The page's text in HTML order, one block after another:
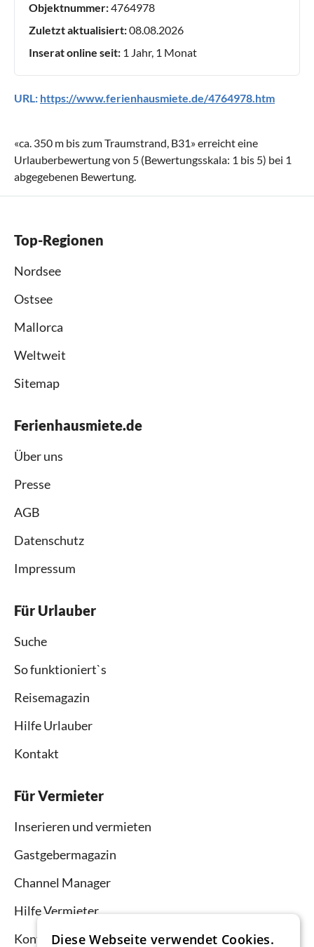
Objektnummer:4764978
Zuletzt aktualisiert:08.08.2026
Inserat online seit: 1 Jahr, 1 Monat
URL: https://www.ferienhausmiete.de/4764978.htm
«ca. 350 m bis zum Traumstrand, B31» erreicht eine
Urlauberbewertung von 5 (Bewertungsskala: 1 bis 5) bei 1
abgegebenen Bewertung.
Top-Regionen
Nordsee
Ostsee
Mallorca
Weltweit
Sitemap
Ferienhausmiete.de
Über uns
Presse
AGB
Datenschutz
Impressum
Für Urlauber
Suche
So funktioniert`s
Reisemagazin
Hilfe Urlauber
Kontakt
Für Vermieter
Inserieren und vermieten
Gastgebermagazin
Channel Manager
Hilfe Vermieter
KontaktDiese Webseite verwendet Cookies.